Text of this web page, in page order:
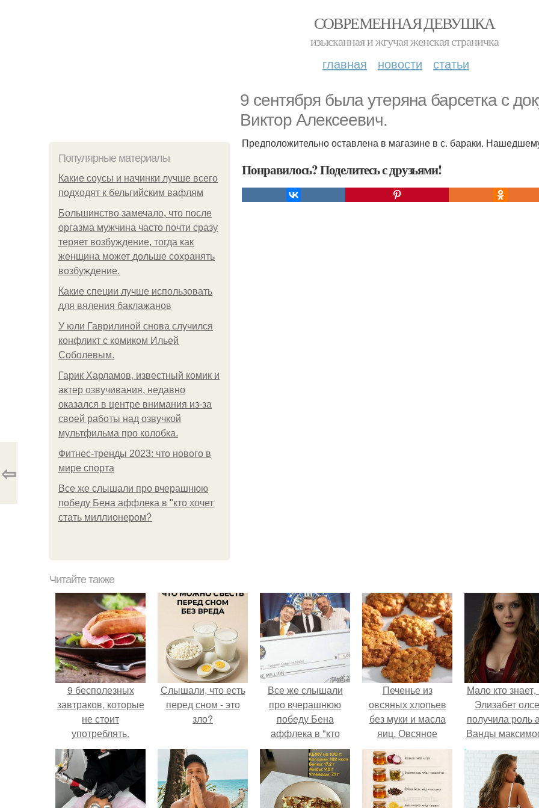
СОВРЕМЕННАЯ ДЕВУШКА
изысканная и жгучая женская страничка
главная новости статьи
9 сентября была утеряна барсетка с
Виктор Алексеевич.
Популярные материалы
Какие соусы и начинки лучше всего
подходят к бельгийским вафлям
Большинство замечало, что после
оргазма мужчина часто почти сразу
теряет возбуждение, тогда как
женщина может дольше сохранять
возбуждение.
Какие специи лучше использовать
для вяления баклажанов
У юли Гаврилиной снова случился
конфликт с комиком Ильей
Соболевым.
Гарик Харламов, известный комик и
актер озвучивания, недавно
оказался в центре внимания из-за
своей работы над озвучкой
мультфильма про колобка.
Фитнес-тренды 2023: что нового в
мире спорта
Все же слышали про вчерашнюю
победу Бена аффлека в "кто хочет
стать миллионером?
Предположительно оставлена в магазине в с. бараки.
Понравилось? Поделитесь с друзьями!
⇦
Читайте также
9 бесполезных
завтраков, которые
не стоит
употреблять.
Слышали, что есть
перед сном - это
зло?
Все же слышали
про вчерашнюю
победу Бена
аффлека в "кто
хочет стать
миллионером?
Печенье из
овсяных хлопьев
без муки и масла
яиц. Овсяное
печенье без муки,
яиц и масла.
Мало кто знает,
Элизабет
получила роль
Ванды
не сразу.